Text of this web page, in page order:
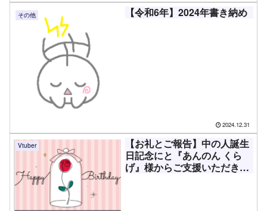
その他 【令和6年】2024年書き納め
2024.12.31
Vtuber
【お礼とご報告】中の人誕生
日記念にと『あんのん くら
げ』様からご支援いただきま